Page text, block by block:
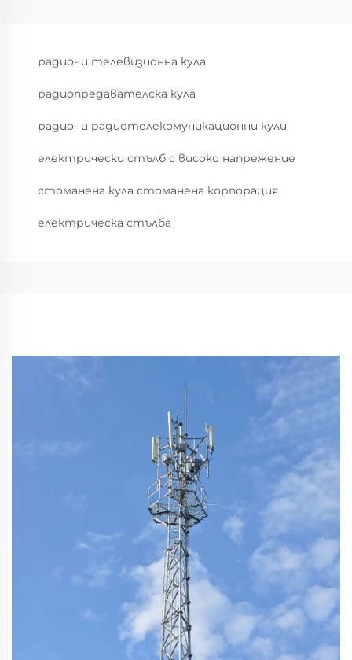
радио- и телевизионна кула
радиопредавателска кула
радио- и радиотелекомуникационни кули
електрически стълб с високо напрежение
стоманена кула стоманена корпорация
електрическа стълба